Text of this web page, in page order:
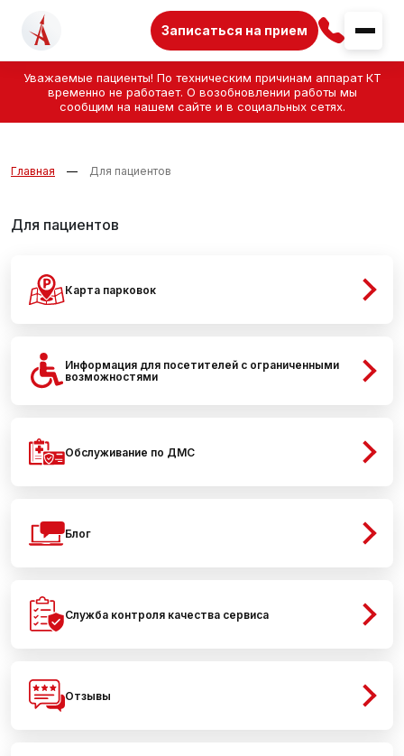
Уважаемые пациенты! По техническим причинам аппарат КТ
временно не работает. О возобновлении работы мы
сообщим на нашем сайте и в социальных сетях.
Записаться на прием
Главная Для пациентов
Для пациентов
Карта парковок
Информация для посетителей с ограниченными
возможностями
Обслуживание по ДМС
Блог
Служба контроля качества сервиса
Отзывы